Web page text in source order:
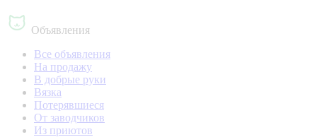
Объявления
Все объявления
На продажу
В добрые руки
Вязка
Потерявшиеся
От заводчиков
Из приютов